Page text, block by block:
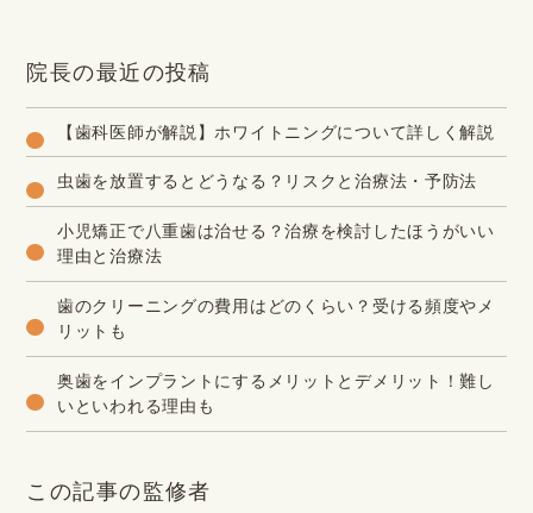
院長の最近の投稿
【歯科医師が解説】ホワイトニングについて詳しく解説
虫歯を放置するとどうなる？リスクと治療法・予防法
小児矯正で八重歯は治せる？治療を検討したほうがいい
理由と治療法
歯のクリーニングの費用はどのくらい？受ける頻度やメ
リットも
奥歯をインプラントにするメリットとデメリット！難し
いといわれる理由も
この記事の監修者